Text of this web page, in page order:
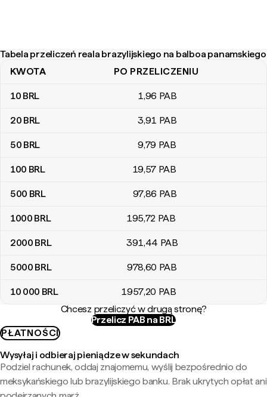
Tabela przeliczeń reala brazylijskiego na balboa panamskiego
Tabela przeliczeń reala brazylijskiego na balboa panamskiego
KWOTA PO PRZELICZENIU
10 BRL 1,96 PAB
20 BRL 3,91 PAB
50 BRL 9,79 PAB
100 BRL 19,57 PAB
500 BRL 97,86 PAB
1000 BRL 195,72 PAB
2000 BRL 391,44 PAB
5000 BRL 978,60 PAB
10 000 BRL 1957,20 PAB
Chcesz przeliczyć w drugą stronę?
Przelicz PAB na BRL
PŁATNOŚCI
Wysyłaj i odbieraj pieniądze w sekundach
Podziel rachunek, oddaj znajomemu, wyślij bezpośrednio do
meksykańskiego lub brazylijskiego banku. Brak ukrytych opłat ani